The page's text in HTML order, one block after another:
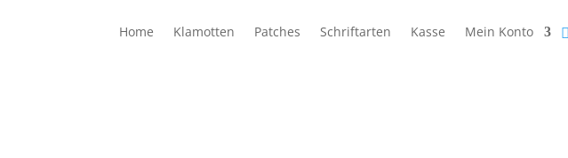
Home Klamotten Patches Schriftarten Kasse Mein Konto